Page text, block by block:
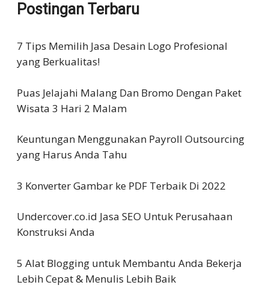
Postingan Terbaru
7 Tips Memilih Jasa Desain Logo Profesional
yang Berkualitas!
Puas Jelajahi Malang Dan Bromo Dengan Paket
Wisata 3 Hari 2 Malam
Keuntungan Menggunakan Payroll Outsourcing
yang Harus Anda Tahu
3 Konverter Gambar ke PDF Terbaik Di 2022
Undercover.co.id Jasa SEO Untuk Perusahaan
Konstruksi Anda
5 Alat Blogging untuk Membantu Anda Bekerja
Lebih Cepat & Menulis Lebih Baik